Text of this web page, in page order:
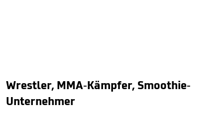
Wrestler, MMA-Kämpfer, Smoothie-
Unternehmer